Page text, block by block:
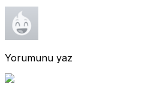
Yorumunu yaz